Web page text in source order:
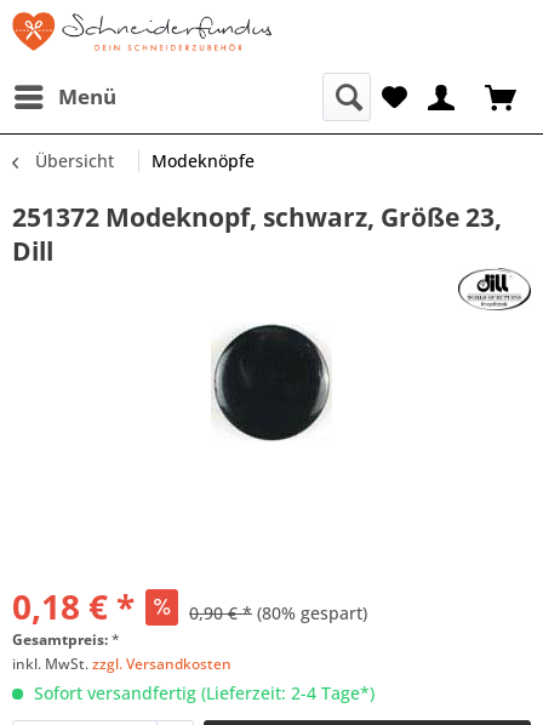
Menü
Übersicht Modeknöpfe
251372 Modeknopf, schwarz, Größe 23,
Dill
0,18 € * 0,90 € * (80% gespart)
Gesamtpreis:*
inkl. MwSt.zzgl. Versandkosten
Sofort versandfertig (Lieferzeit: 2-4 Tage*)